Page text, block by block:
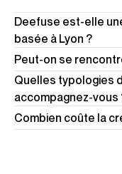
Deefuse est-elle
basée à Lyon ?
Peut-on se
Quelles typologies
accompagnez-vous
Combien coûte la